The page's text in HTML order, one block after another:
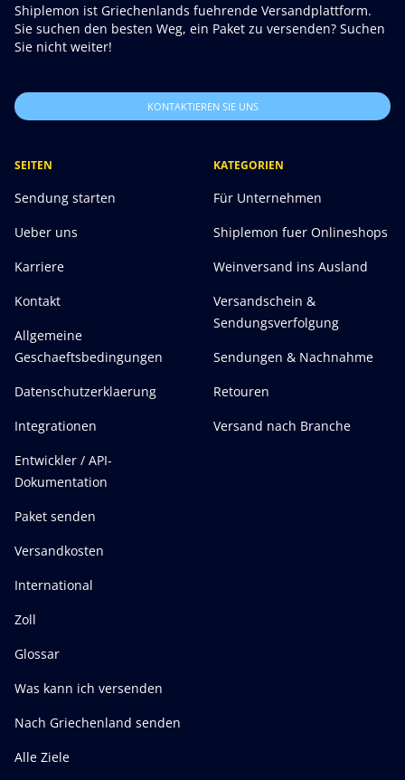
Shiplemon ist Griechenlands fuehrende Versandplattform.
Sie suchen den besten Weg, ein Paket zu versenden? Suchen
Sie nicht weiter!
KONTAKTIEREN SIE UNS
SEITEN
Sendung starten
Ueber uns
Karriere
Kontakt
Allgemeine
Geschaeftsbedingungen
Datenschutzerklaerung
Integrationen
Entwickler / API-
Dokumentation
Paket senden
Versandkosten
International
Zoll
Glossar
Was kann ich versenden
Nach Griechenland senden
Alle Ziele
KATEGORIEN
Für Unternehmen
Shiplemon fuer Onlineshops
Weinversand ins Ausland
Versandschein &
Sendungsverfolgung
Sendungen & Nachnahme
Retouren
Versand nach Branche